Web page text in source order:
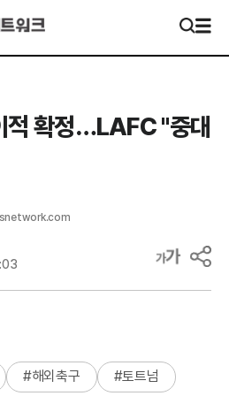
적 확정…LAFC "중대
#해외축구 #토트넘